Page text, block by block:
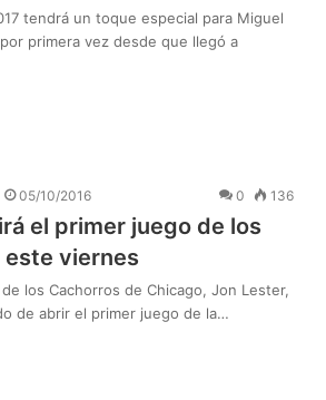
tendrá un toque especial para Miguel
primera vez desde que llegó a
05/10/2016 0 136
el primer juego de los
este viernes
los Cachorros de Chicago, Jon Lester,
de abrir el primer juego de la…